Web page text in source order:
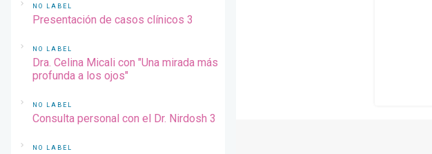
NO LABEL
Presentación de casos clínicos 3
NO LABEL
Dra. Celina Micali con "Una mirada más
profunda a los ojos"
NO LABEL
Consulta personal con el Dr. Nirdosh 3
NO LABEL